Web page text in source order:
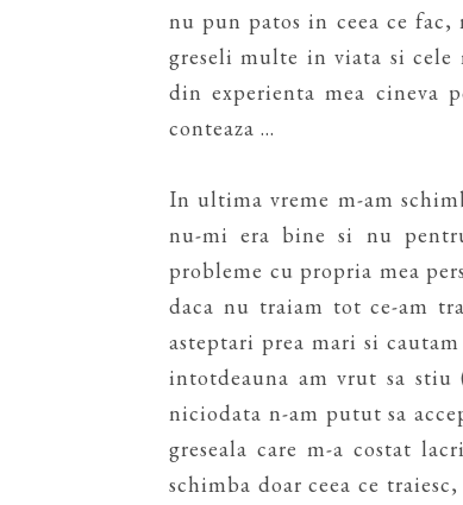
nu pun patos in ceea ce
greseli multe in viata si cele
din experienta mea cineva
conteaza ...
In ultima vreme m-am
nu-mi era bine si nu
probleme cu propria mea
daca nu traiam tot ce-am
asteptari prea mari si
intotdeauna am vrut sa
niciodata n-am putut sa
greseala care m-a costat
schimba doar ceea ce